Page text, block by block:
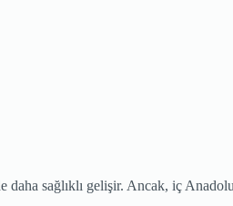
sağlıklı gelişir. Ancak, iç